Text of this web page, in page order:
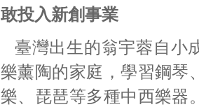
敢投入新創事業
臺灣出生的翁宇蓉自小
樂薰陶的家庭，學習鋼琴
樂、琵琶等多種中西樂器